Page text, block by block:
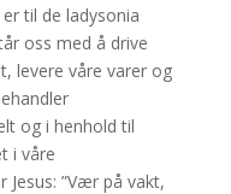
til de ladysonia
oss med å drive
levere våre varer og
og i henhold til
i våre
Jesus: ”Vær på vakt,